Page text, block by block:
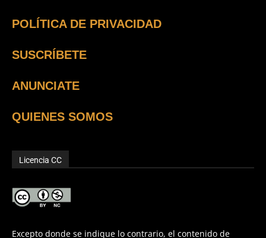
POLÍTICA DE PRIVACIDAD
SUSCRÍBETE
ANUNCIATE
QUIENES SOMOS
Licencia CC
Excepto donde se indique lo contrario, el contenido de